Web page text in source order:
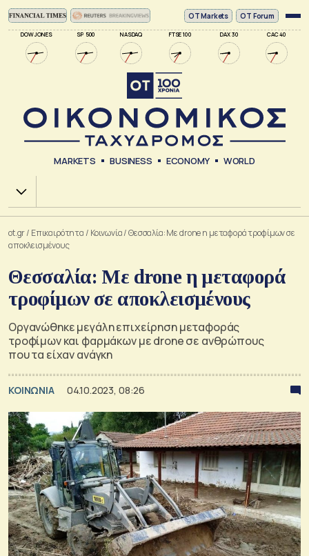
DOW JONES SP 500 NASDAQ FTSE 100 DAX 30 CAC 40
ΟΤ Markets OT Forum
MARKETS BUSINESS ECONOMY WORLD
Χ.Α.
ot.gr/ Επικαιρότητα / Κοινωνία/Θεσσαλία: Με drone η μεταφορά τροφίμων σε
αποκλεισμένους
Θεσσαλία: Με drone η μεταφορά
τροφίμων σε αποκλεισμένους
Οργανώθηκε μεγάλη επιχείρηση μεταφοράς
τροφίμων και φαρμάκων με drone σε ανθρώπους
που τα είχαν ανάγκη
ΚΟΙΝΩΝΙΑ 04.10.2023, 08:26